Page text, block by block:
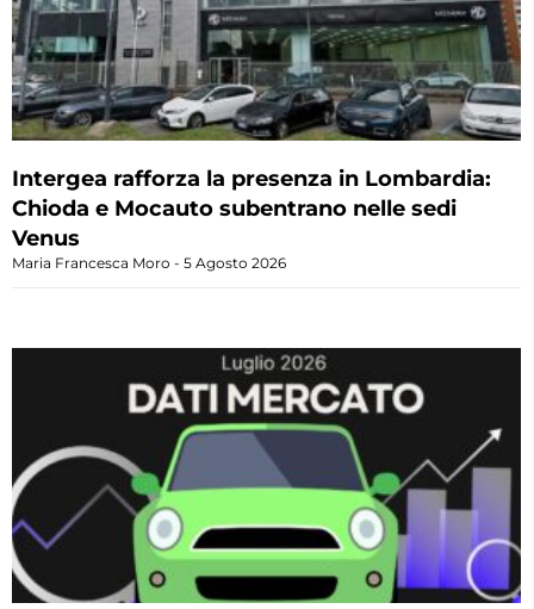
Intergea rafforza la presenza in Lombardia:
Chioda e Mocauto subentrano nelle sedi
Venus
Maria Francesca Moro 5 Agosto 2026